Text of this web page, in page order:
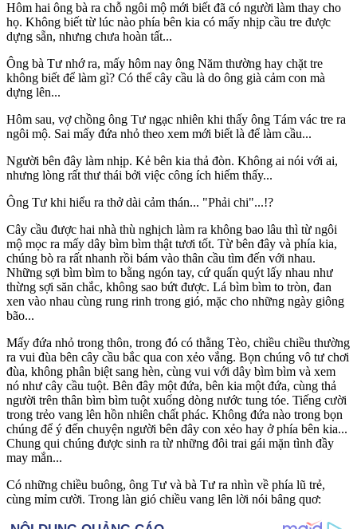
Hôm hai ông bà ra chỗ ngôi mộ mới biết đã có người làm thay cho
họ. Không biết từ lúc nào phía bên kia có mấy nhịp cầu tre được
dựng sẵn, nhưng chưa hoàn tất...
Ông bà Tư nhớ ra, mấy hôm nay ông Năm thường hay chặt tre
không biết để làm gì? Có thể cây cầu là do ông già cảm con mà
dựng lên...
Hôm sau, vợ chồng ông Tư ngạc nhiên khi thấy ông Tám vác tre ra
ngôi mộ. Sai mấy đứa nhỏ theo xem mới biết là để làm cầu...
Người bên đây làm nhịp. Kẻ bên kia thả đòn. Không ai nói với ai,
nhưng lòng rất thư thái bởi việc công ích hiếm thấy...
Ông Tư khi hiểu ra thở dài cảm thán... "Phải chi"...!?
Cây cầu được hai nhà thù nghịch làm ra không bao lâu thì từ ngôi
mộ mọc ra mấy dây bìm bìm thật tươi tốt. Từ bên đây và phía kia,
chúng bò ra rất nhanh rồi bám vào thân cầu tìm đến với nhau.
Những sợi bìm bìm to bằng ngón tay, cứ quấn quýt lấy nhau như
thừng sợi săn chắc, không sao bứt được. Lá bìm bìm to tròn, đan
xen vào nhau cùng rung rinh trong gió, mặc cho những ngày giông
bão...
Mấy đứa nhỏ trong thôn, trong đó có thằng Tèo, chiều chiều thường
ra vui đùa bên cây cầu bắc qua con xẻo vắng. Bọn chúng vô tư chơi
đùa, không phân biệt sang hèn, cùng vui với dây bìm bìm và xem
nó như cây cầu tuột. Bên đây một đứa, bên kia một đứa, cùng thả
người trên thân bìm bìm tuột xuống dòng nước tung tóe. Tiếng cười
trong trẻo vang lên hồn nhiên chất phác. Không đứa nào trong bọn
chúng để ý đến chuyện người bên đây con xẻo hay ở phía bên kia...
Chung qui chúng được sinh ra từ những đôi trai gái mặn tình đầy
may mắn...
Có những chiều buông, ông Tư và bà Tư ra nhìn về phía lũ trẻ,
cùng mỉm cười. Trong làn gió chiều vang lên lời nói bâng quơ: